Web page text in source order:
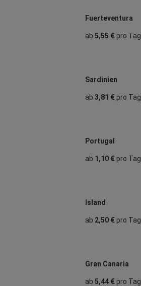
Fuerteventura
ab 5,55 €pro Tag
Sardinien
ab 3,81 €pro Tag
Portugal
ab 1,10 €pro Tag
Island
ab 2,50 €pro Tag
Gran Canaria
ab 5,44 €pro Tag